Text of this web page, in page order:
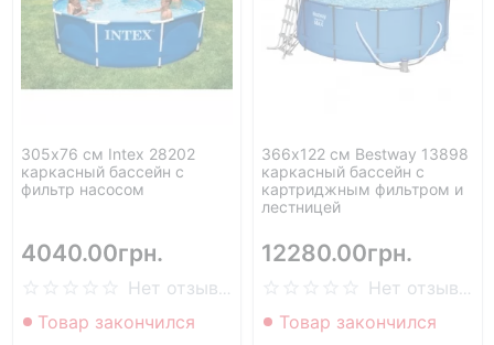
305х76 см Intex 28202
каркасный бассейн с
фильтр насосом
4040.00грн.
Товар закончился
366х122 см Bestway 13898
каркасный бассейн с
картриджным фильтром и
лестницей
12280.00грн.
Товар закончился